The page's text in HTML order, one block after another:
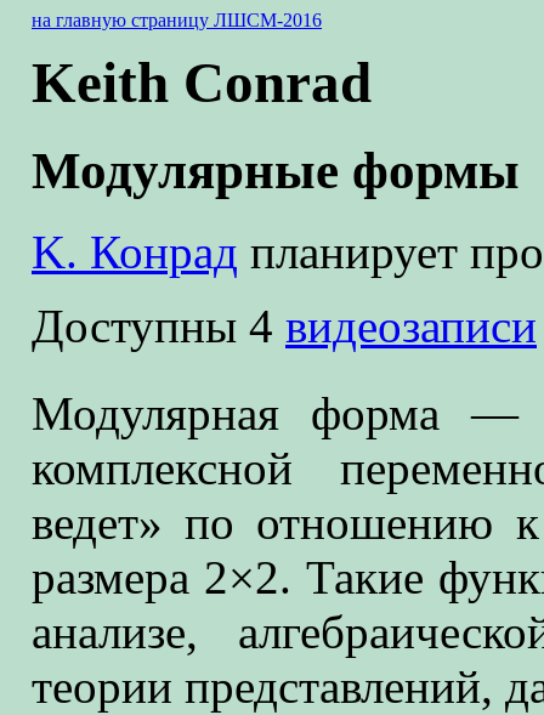
на главную страницу ЛШСМ-2016
Keith Conrad
Модулярные формы
K. Конрад планирует
Доступны 4 видеозаписи
Модулярная форма —
комплексной
ведет» по отношению
размера 2×2. Такие
анализе,
теории представлений,